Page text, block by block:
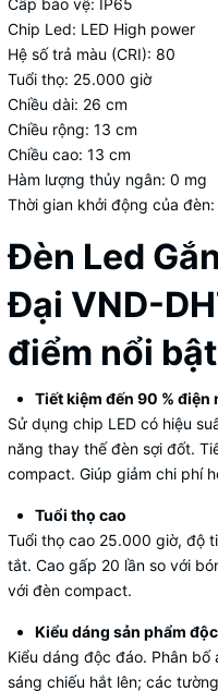
Chip Led: LED High power
Hệ số trả màu (CRI): 80
Tuổi thọ: 25.000 giờ
Chiều dài: 26 cm
Chiều rộng: 13 cm
Chiều cao: 13 cm
Hàm lượng thủy ngân: 0 mg
Thời gian khởi động của
Đèn Led
Đại VND-
điểm nổi
Tiết kiệm đến 90 % điện
Sử dụng chip LED có hiệu
năng thay thế đèn sợi đốt.
compact. Giúp giảm chi phí
Tuổi thọ cao
Tuổi thọ cao 25.000 giờ, độ
tắt. Cao gấp 20 lần so với
với đèn compact.
Kiểu dáng sản phẩm
Kiểu dáng độc đáo. Phân
sáng chiếu hắt lên; các